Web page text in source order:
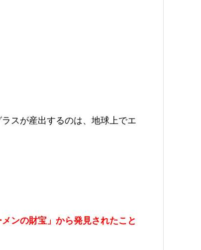
スが産出するのは、地球上でエ
ンの財宝」から発見されたこと